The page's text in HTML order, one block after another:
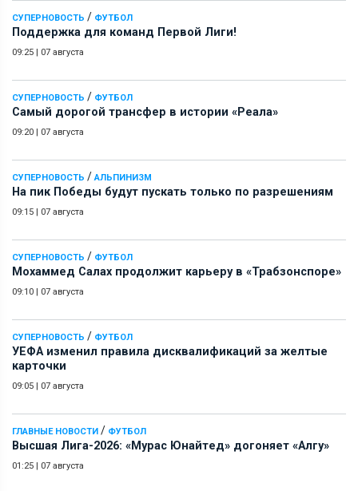
СУПЕРНОВОСТЬ / ФУТБОЛ
Поддержка для команд Первой Лиги!
09:25 | 07 августа
СУПЕРНОВОСТЬ / ФУТБОЛ
Самый дорогой трансфер в истории «Реала»
09:20 | 07 августа
СУПЕРНОВОСТЬ / АЛЬПИНИЗМ
На пик Победы будут пускать только по разрешениям
09:15 | 07 августа
СУПЕРНОВОСТЬ / ФУТБОЛ
Мохаммед Салах продолжит карьеру в «Трабзонспоре»
09:10 | 07 августа
СУПЕРНОВОСТЬ / ФУТБОЛ
УЕФА изменил правила дисквалификаций за желтые
карточки
09:05 | 07 августа
ГЛАВНЫЕ НОВОСТИ / ФУТБОЛ
Высшая Лига-2026: «Мурас Юнайтед» догоняет «Алгу»
01:25 | 07 августа